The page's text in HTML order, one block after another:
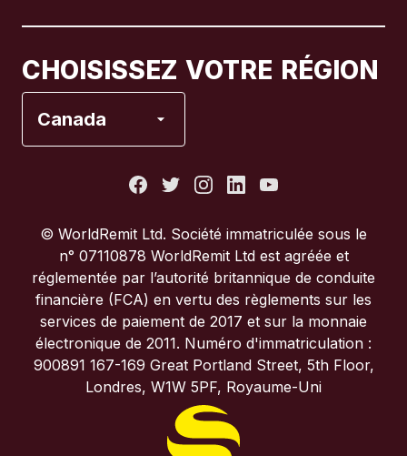
CHOISISSEZ VOTRE RÉGION
Canada
Italie
Portugal
Royaume-Uni
© WorldRemit Ltd. Société immatriculée sous le
n° 07110878 WorldRemit Ltd est agréée et
réglementée par l’autorité britannique de conduite
financière (FCA) en vertu des règlements sur les
services de paiement de 2017 et sur la monnaie
électronique de 2011. Numéro d'immatriculation :
900891 167-169 Great Portland Street, 5th Floor,
Londres, W1W 5PF, Royaume-Uni